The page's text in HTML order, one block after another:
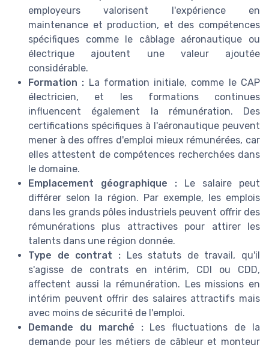
employeurs valorisent l'expérience en
maintenance et production, et des compétences
spécifiques comme le câblage aéronautique ou
électrique ajoutent une valeur ajoutée
considérable.
Formation : La formation initiale, comme le CAP
électricien, et les formations continues
influencent également la rémunération. Des
certifications spécifiques à l'aéronautique peuvent
mener à des offres d'emploi mieux rémunérées, car
elles attestent de compétences recherchées dans
le domaine.
Emplacement géographique : Le salaire peut
différer selon la région. Par exemple, les emplois
dans les grands pôles industriels peuvent offrir des
rémunérations plus attractives pour attirer les
talents dans une région donnée.
Type de contrat :Les statuts de travail, qu'il
s'agisse de contrats en intérim, CDI ou CDD,
affectent aussi la rémunération. Les missions en
intérim peuvent offrir des salaires attractifs mais
avec moins de sécurité de l'emploi.
Demande du marché :Les fluctuations de la
demande pour les métiers de câbleur et monteur